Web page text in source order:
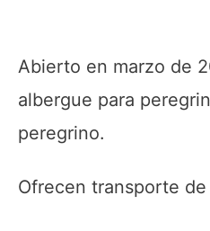
Abierto en marzo de
albergue para
peregrino.
Ofrecen transporte